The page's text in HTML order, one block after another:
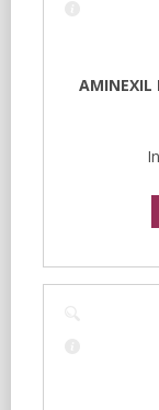
AMINEXIL